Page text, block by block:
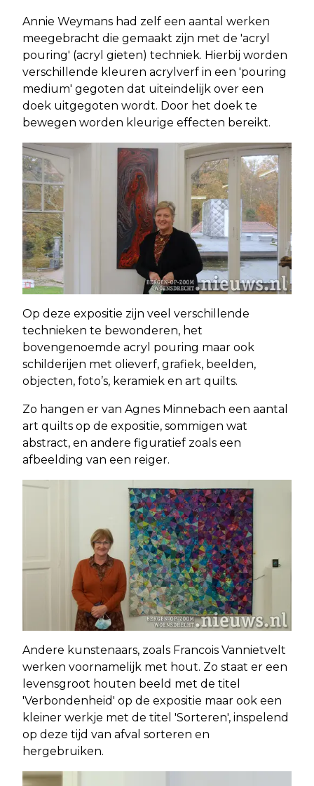
Annie Weymans had zelf een aantal werken
meegebracht die gemaakt zijn met de 'acryl
pouring' (acryl gieten) techniek. Hierbij worden
verschillende kleuren acrylverf in een 'pouring
medium' gegoten dat uiteindelijk over een
doek uitgegoten wordt. Door het doek te
bewegen worden kleurige effecten bereikt.
Op deze expositie zijn veel verschillende
technieken te bewonderen, het
bovengenoemde acryl pouring maar ook
schilderijen met olieverf, grafiek, beelden,
objecten, foto’s, keramiek en art quilts.
Zo hangen er van Agnes Minnebach een aantal
art quilts op de expositie, sommigen wat
abstract, en andere figuratief zoals een
afbeelding van een reiger.
Andere kunstenaars, zoals Francois Vannietvelt
werken voornamelijk met hout. Zo staat er een
levensgroot houten beeld met de titel
'Verbondenheid' op de expositie maar ook een
kleiner werkje met de titel 'Sorteren', inspelend
op deze tijd van afval sorteren en
hergebruiken.